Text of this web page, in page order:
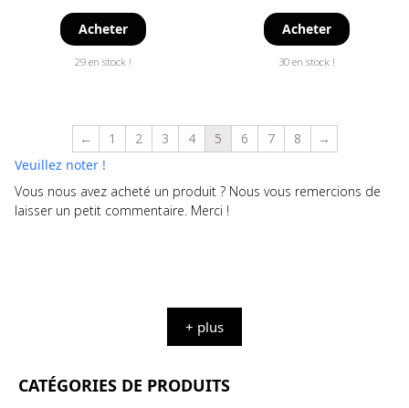
Acheter
29 en stock !
Acheter
30 en stock !
← 1 2 3 4 5 6 7 8
→
Veuillez noter !
Vous nous avez acheté un produit ? Nous vous remercions de
laisser un petit commentaire. Merci !
+ plus
CATÉGORIES DE PRODUITS